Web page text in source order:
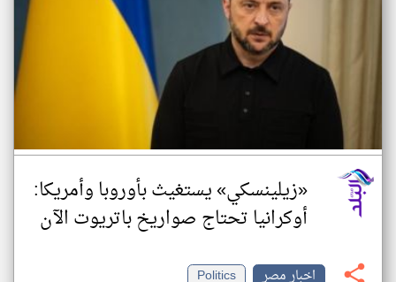
«زيلينسكي» يستغيث بأوروبا وأمريكا:
أوكرانيا تحتاج صواريخ باتريوت الآن
اخبار مصر
Politics